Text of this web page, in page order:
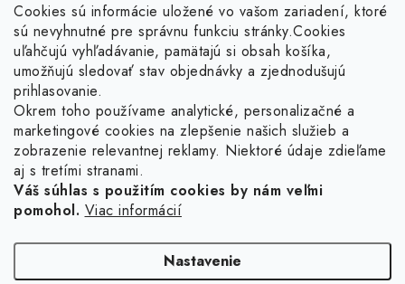
Cookies sú informácie uložené vo vašom zariadení, ktoré
sú nevyhnutné pre správnu funkciu stránky.Cookies
uľahčujú vyhľadávanie, pamätajú si obsah košíka,
umožňujú sledovať stav objednávky a zjednodušujú
prihlasovanie.
Okrem toho používame analytické, personalizačné a
marketingové cookies na zlepšenie našich služieb a
zobrazenie relevantnej reklamy. Niektoré údaje zdieľame
aj s tretími stranami.
Váš súhlas s použitím cookies by nám veľmi
pomohol. Viac informácií
Nastavenie
Facebook
Obľúbené šperky
Náušnice
Prstene
Náramky
Informácie pre vás